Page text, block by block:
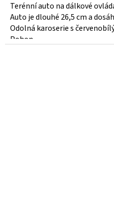
Terénní auto na dálkové
Auto je dlouhé 26,5 cm a
Odolná karoserie s
Pohon...